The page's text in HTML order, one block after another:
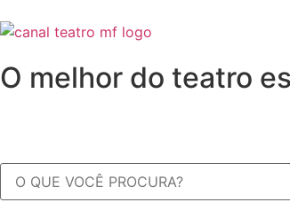
O melhor do teatro